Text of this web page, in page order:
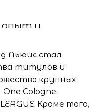
опыт и
Льюис стал
титулов и
крупных
Cologne,
Кроме того,